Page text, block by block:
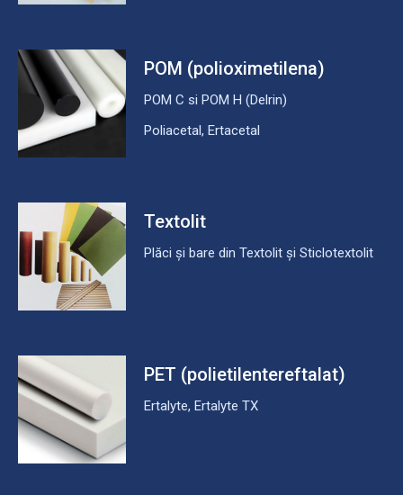
POM (polioximetilena)
POM C si POM H (Delrin)
Poliacetal, Ertacetal
Textolit
Plăci și bare din Textolit și Sticlotextolit
PET (polietilentereftalat)
Ertalyte, Ertalyte TX